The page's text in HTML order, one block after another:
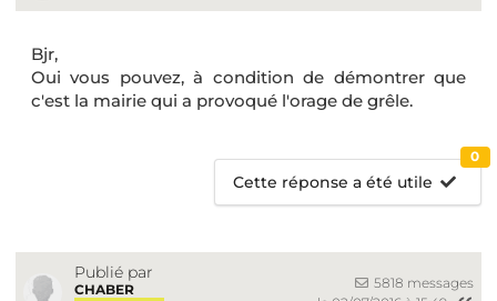
Bjr,
Oui vous pouvez, à condition de démontrer que
c'est la mairie qui a provoqué l'orage de grêle.
Cette réponse a été utile
0
Publié par
CHABER
5818 messages